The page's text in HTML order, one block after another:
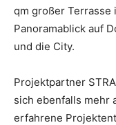
qm großer Terrasse
Panoramablick auf
und die City.
Projektpartner
sich ebenfalls mehr
erfahrene